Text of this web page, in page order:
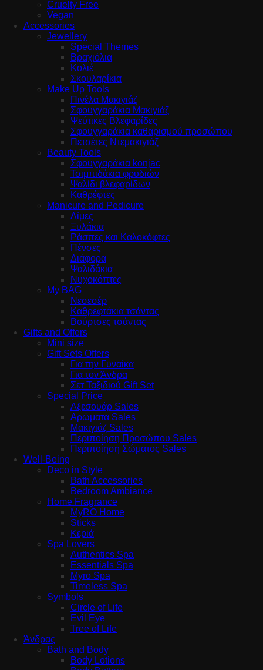
Cruelty Free
Vegan
Accessories
Jewellery
Special Themes
Βραχιόλια
Κολιέ
Σκουλαρίκια
Make Up Tools
Πινέλα Μακιγιάζ
Σφουγγαράκια Μακιγιάζ
Ψεύτικες Βλεφαρίδες
Σφουγγαράκια καθαρισμού προσώπου
Πετσέτες Ντεμακιγιάζ
Beauty Tools
Σφουγγαράκια konjac
Τσιμπιδάκια φρυδιών
Ψαλίδι βλεφαρίδων
Καθρέφτες
Manicure and Pedicure
Λίμες
Ξυλάκια
Ράσπες και Καλοκόφτες
Πένσες
Διάφορα
Ψαλιδάκια
Νυχοκόπτες
My BAG
Νεσεσέρ
Καθρεφτάκια τσάντας
Βούρτσες τσάντας
Gifts and Offers
Mini size
Gift Sets Offers
Για την Γυναίκα
Για τον Άνδρα
Σετ Ταξιδιού Gift Set
Special Price
Αξεσουάρ Sales
Αρώματα Sales
Μακιγιάζ Sales
Περιποίηση Προσώπου Sales
Περιποίηση Σώματος Sales
Well-Being
Deco in Style
Bath Accessories
Bedroom Ambiance
Home Fragrance
MyRO Home
Sticks
Κεριά
Spa Lovers
Authentics Spa
Essentials Spa
Myro Spa
Timeless Spa
Symbols
Circle of Life
Evil Eye
Tree of Life
Άνδρας
Bath and Body
Body Lotions